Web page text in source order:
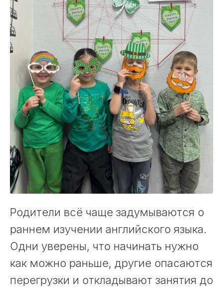
Родители всё чаще задумываются о
раннем изучении английского языка.
Одни уверены, что начинать нужно
как можно раньше, другие опасаются
перегрузки и откладывают занятия до